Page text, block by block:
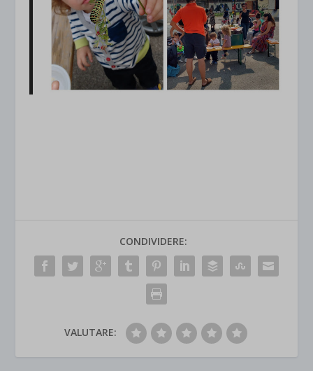
CONDIVIDERE:
VALUTARE: